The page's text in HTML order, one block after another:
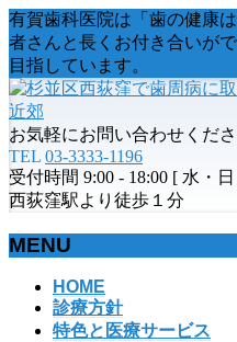
有賀歯科医院は「歯の健康
者さんと長くお付き合いが
目指しています。
お気軽にお問い合わせくだ
TEL 03-3333-1196
受付時間 9:00 - 18:00 [ 水・
西荻窪駅より徒歩１分
MENU
HOME
診療方針
特色と医療サービス